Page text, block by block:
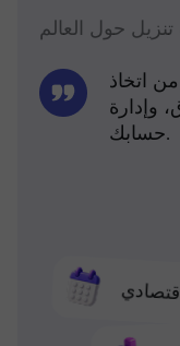
اتخاذ
وإدارة
حسابك.